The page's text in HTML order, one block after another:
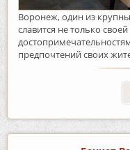
Воронеж, один из
славится не только
предпочтений своих